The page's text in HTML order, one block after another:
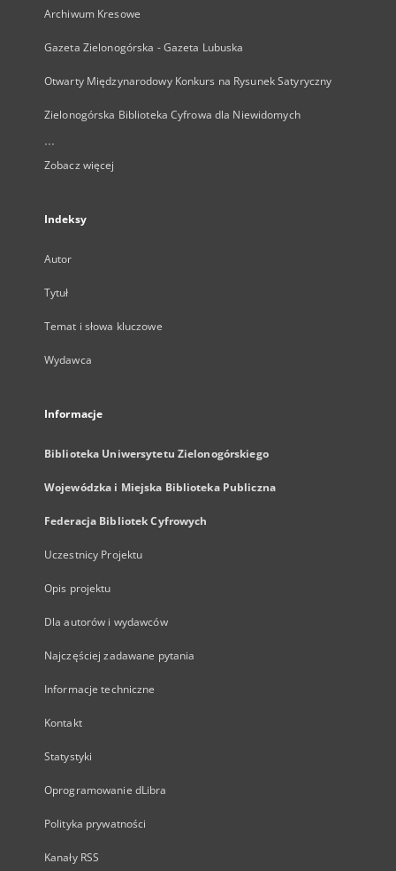
Archiwum Kresowe
Gazeta Zielonogórska - Gazeta Lubuska
Otwarty Międzynarodowy Konkurs na Rysunek Satyryczny
Zielonogórska Biblioteka Cyfrowa dla Niewidomych
...
Zobacz więcej
Indeksy
Autor
Tytuł
Temat i słowa kluczowe
Wydawca
Informacje
Biblioteka Uniwersytetu Zielonogórskiego
Wojewódzka i Miejska Biblioteka Publiczna
Federacja Bibliotek Cyfrowych
Uczestnicy Projektu
Opis projektu
Dla autorów i wydawców
Najczęściej zadawane pytania
Informacje techniczne
Kontakt
Statystyki
Oprogramowanie dLibra
Polityka prywatności
Kanały RSS